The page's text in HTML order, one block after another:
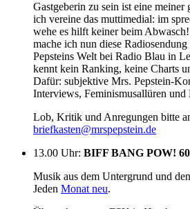
Gastgeberin zu sein ist eine meiner
ich vereine das muttimedial: im
wehe es hilft keiner beim
mache ich nun diese
Pepsteins Welt bei Radio Blau in
kennt kein Ranking, keine Charts
Dafür: subjektive Mrs. Pepstein-
Interviews, Feminismusallüren
Lob, Kritik und Anregungen bitte
briefkasten@mrspepstein.de
13.00 Uhr: BIFF BANG POW!
Musik aus dem Untergrund und
Jeden Monat neu.